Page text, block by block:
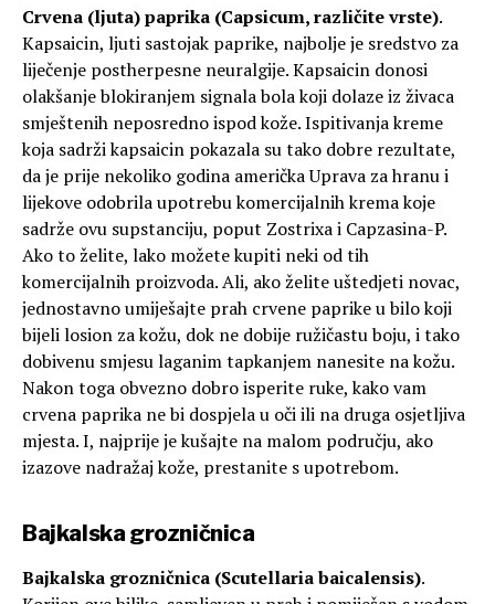
Crvena (ljuta) paprika (Capsicum, različite vrste).
Kapsaicin, ljuti sastojak paprike, najbolje je sredstvo za
liječenje postherpesne neuralgije. Kapsaicin donosi
olakšanje blokiranjem signala bola koji dolaze iz živaca
smještenih neposredno ispod kože. Ispitivanja kreme
koja sadrži kapsaicin pokazala su tako dobre rezultate,
da je prije nekoliko godina američka Uprava za hranu i
lijekove odobrila upotrebu komercijalnih krema koje
sadrže ovu supstanciju, poput Zostrixa i Capzasina-P.
Ako to želite, lako možete kupiti neki od tih
komercijalnih proizvoda. Ali, ako želite uštedjeti novac,
jednostavno umiješajte prah crvene paprike u bilo koji
bijeli losion za kožu, dok ne dobije ružičastu boju, i tako
dobivenu smjesu laganim tapkanjem nanesite na kožu.
Nakon toga obvezno dobro isperite ruke, kako vam
crvena paprika ne bi dospjela u oči ili na druga osjetljiva
mjesta. I, najprije je kušajte na malom području, ako
izazove nadražaj kože, prestanite s upotrebom.
Bajkalska grozničnica
Bajkalska grozničnica (Scutellaria baicalensis).